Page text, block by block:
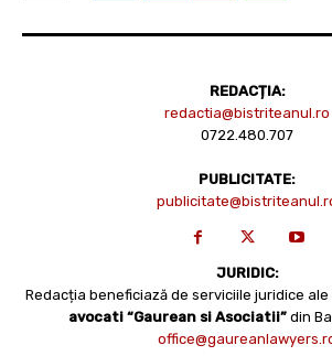
REDACȚIA:
redactia@bistriteanul.ro
0722.480.707
PUBLICITATE:
JURIDIC:
Redacția beneficiază de serviciile juridice ale
avocati “Gaurean si Asociatii” din